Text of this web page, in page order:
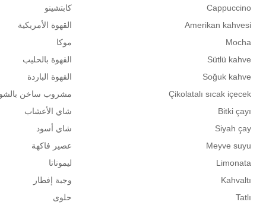
Cappuccino
كابتشينو
Amerikan kahvesi
القهوة الأمريكية
Mocha
موكا
Sütlü kahve
القهوة بالحليب
Soğuk kahve
القهوة الباردة
Çikolatalı sıcak içecek
مشروب ساخن
Bitki çayı
شاي الأعشاب
Siyah çay
شاي أسود
Meyve suyu
عصير فاكهة
Limonata
ليموناتا
Kahvaltı
وجبة إفطار
Tatlı
حلوى